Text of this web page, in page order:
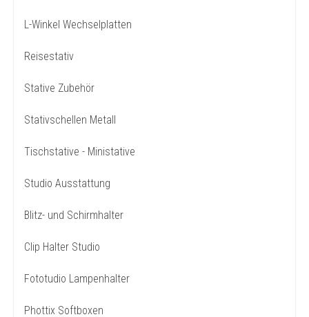
L-Winkel Wechselplatten
Reisestativ
Stative Zubehör
Stativschellen Metall
Tischstative - Ministative
Studio Ausstattung
Blitz- und Schirmhalter
Clip Halter Studio
Fototudio Lampenhalter
Phottix Softboxen